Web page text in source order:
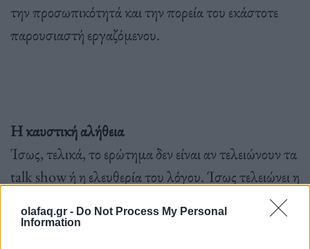
olafaq.gr - Do Not Process My Personal
Information
την προσωπικότητά και την πορεία του εκάστοτε
παρουσιαστή εργαζόμενου.
Η καυστική αλήθεια
Ίσως, τελικά, το ερώτημα δεν είναι αν τελειώνουν τα
talk show ή η ελευθερία του λόγου. Ίσως τελειώνει η
ικανότητά μας να δεχόμαστε την κριτική με χιούμορ.
Ζούμε σε μια εποχή όπου όλοι έχουν φωνή αλλά